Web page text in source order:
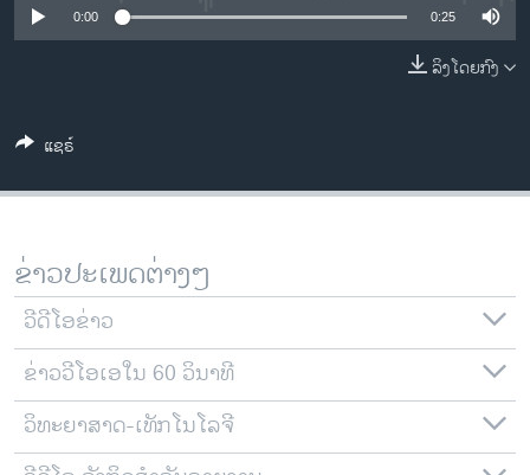
ຊີວິດຊາວລາວ
ທຸລະກິດ
ພາສາອັງກິດ
ສຽງ
ລາຍການກະຈາຍສຽງ
ລາຍງານ
ຕິດຕາມພວກເຮົາ ທີ່
ພາສາຕ່າງໆ
0:00 0:25
ລິງໂດຍກົງ
ແຊຣ໌
ຂ່າວປະເພດຕ່າງໆ
ວີດີໂອຂ່າວ
ຂ່າວວີໂອເອໃນ 60 ວິນາທີ
ວິທະຍາສາດ-ເທັກໂນໂລຈີ